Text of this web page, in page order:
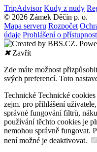
TripAdvisor Kudy z nudy
© 2026 Zámek Děčín p. o.
Mapa serveru Rozpočet
údaje Prohlášení o
✖Zavřít
Zde máte možnost
svých preferencí. Toto
Technické Technické
zejm. pro přihlášení
správné fungování filtrů,
používání těchto cookies je
nemohou správně fungovat.
není možné je deaktivovat.